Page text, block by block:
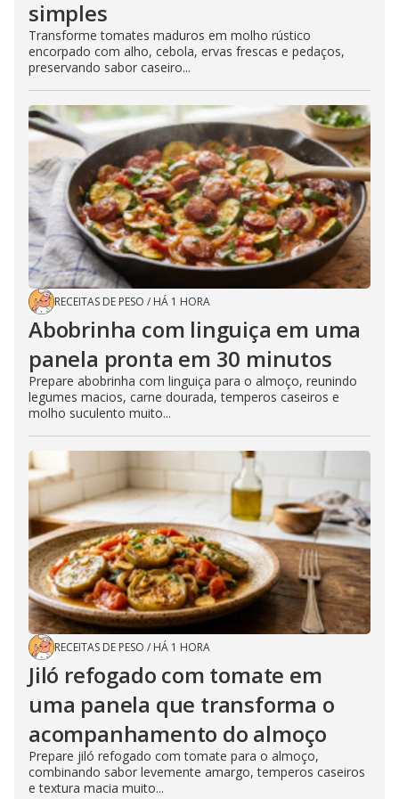
simples
Transforme tomates maduros em molho rústico
encorpado com alho, cebola, ervas frescas e pedaços,
preservando sabor caseiro...
RECEITAS DE PESO / HÁ 1 HORA
Abobrinha com linguiça em uma
panela pronta em 30 minutos
Prepare abobrinha com linguiça para o almoço, reunindo
legumes macios, carne dourada, temperos caseiros e
molho suculento muito...
RECEITAS DE PESO / HÁ 1 HORA
Jiló refogado com tomate em
uma panela que transforma o
acompanhamento do almoço
Prepare jiló refogado com tomate para o almoço,
combinando sabor levemente amargo, temperos caseiros
e textura macia muito...